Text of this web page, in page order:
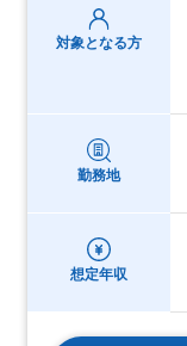
対象となる方
勤務地
想定年収